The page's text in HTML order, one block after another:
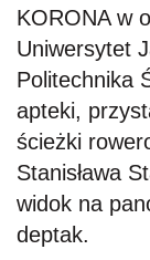
KORONA w
Uniwersytet
Politechnika
apteki,
ścieżki
Stanisława
widok na
deptak.